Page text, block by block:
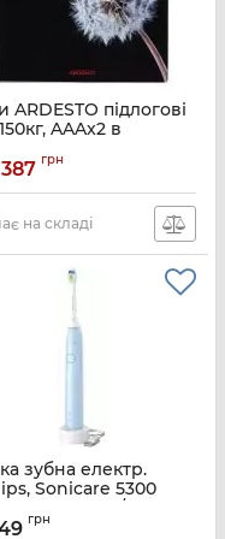
ARDESTO підлогові
AAAx2 в
SCB-965BL
387 грн
на складі
зубна електр.
Sonicare 5300
62т. колив/хв,
1, блакитний
грн